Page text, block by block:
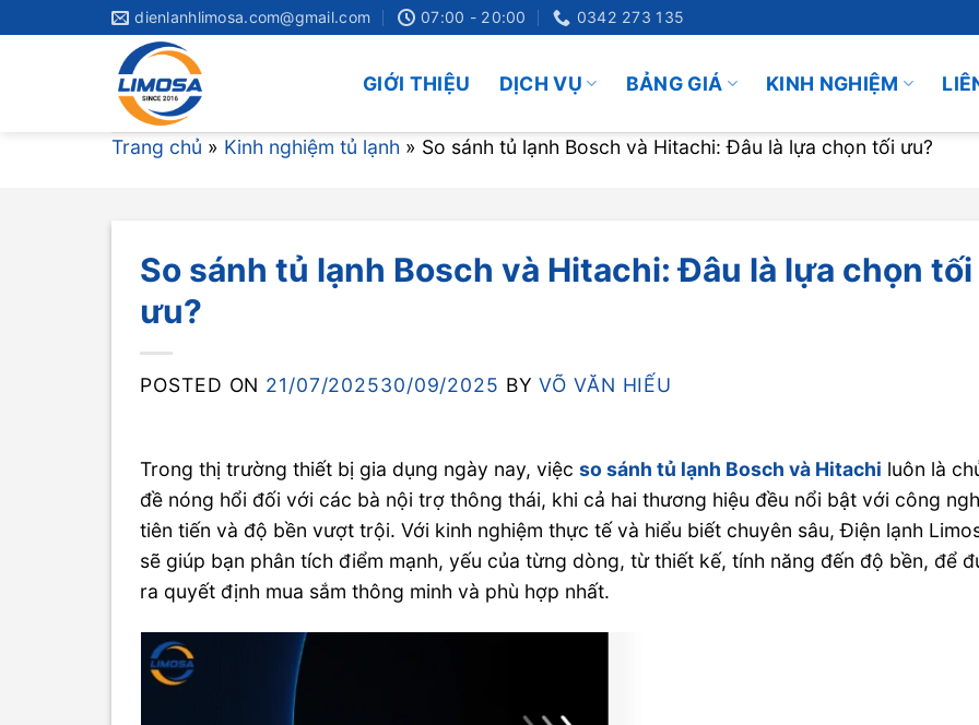
dienlanhlimosa.com@gmail.com 07:00 - 20:00 0342 273 135
GIỚI THIỆU DỊCH VỤ BẢNG GIÁ KINH NGHIỆM
Trang chủ » Kinh nghiệm tủ lạnh » So sánh tủ lạnh Bosch và Hitachi: Đâu là lựa chọn tối ưu?
So sánh tủ lạnh Bosch và Hitachi: Đâu là lựa chọn tối
ưu?
POSTED ON 21/07/202530/09/2025 BYVÕ VĂN HIẾU
Trong thị trường thiết bị gia dụng ngày nay, việcso sánh tủ lạnh Bosch và Hitachi luôn là
đề nóng hổi đối với các bà nội trợ thông thái, khi cả hai thương hiệu đều nổi bật với công
tiên tiến và độ bền vượt trội. Với kinh nghiệm thực tế và hiểu biết chuyên sâu, Điện lạnh
sẽ giúp bạn phân tích điểm mạnh, yếu của từng dòng, từ thiết kế, tính năng đến độ bền, để
ra quyết định mua sắm thông minh và phù hợp nhất.